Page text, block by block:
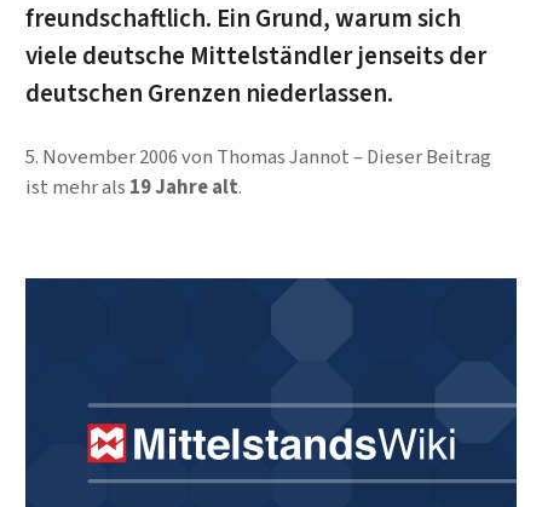
freundschaftlich. Ein Grund, warum sich
viele deutsche Mittelständler jenseits der
deutschen Grenzen niederlassen.
5. November 2006von Thomas Jannot
Dieser Beitrag
ist mehr als 19 Jahre alt.